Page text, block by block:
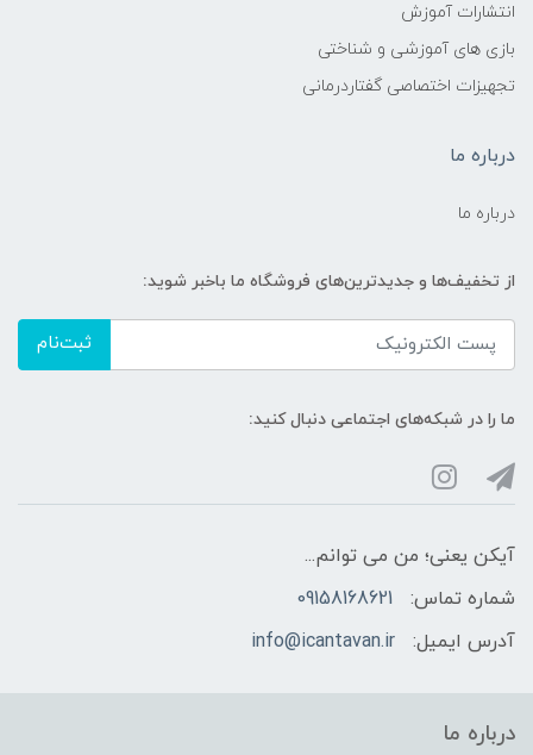
انتشارات آموزش
بازی های آموزشی و شناختی
تجهیزات اختصاصی گفتاردرمانی
درباره ما
درباره ما
از تخفیف‌ها و جدیدترین‌های فروشگاه ما باخبر شوید:
ثبت‌نام
ما را در شبکه‌های اجتماعی دنبال کنید:
آیکن یعنی؛ من می توانم...
شماره تماس:
09158168621
آدرس ایمیل:
info@icantavan.ir
درباره ما